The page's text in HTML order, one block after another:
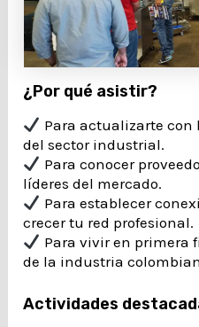
¿Por qué asistir?
Para actualizarte
del sector industrial.
Para conocer
líderes del mercado.
Para establecer
crecer tu red profesional.
Para vivir en primera
de la industria
Actividades